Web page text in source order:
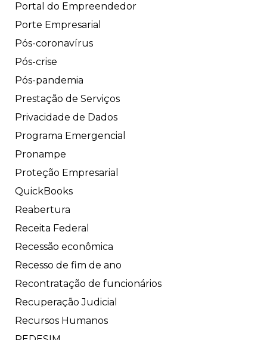
Portal do Empreendedor
Porte Empresarial
Pós-coronavírus
Pós-crise
Pós-pandemia
Prestação de Serviços
Privacidade de Dados
Programa Emergencial
Pronampe
Proteção Empresarial
QuickBooks
Reabertura
Receita Federal
Recessão econômica
Recesso de fim de ano
Recontratação de funcionários
Recuperação Judicial
Recursos Humanos